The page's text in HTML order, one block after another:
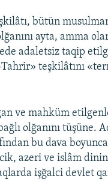
bütün
ayta, amma
adaletsiz taqip
teşkilâtını
ve mahküm
olğanını tüşüne.
bu dava
azeri ve islâm
işğalci devlet